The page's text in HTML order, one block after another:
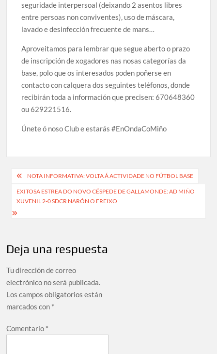
seguridade interpersoal (deixando 2 asentos libres
entre persoas non conviventes), uso de máscara,
lavado e desinfección frecuente de mans…
Aproveitamos para lembrar que segue aberto o prazo
de inscripción de xogadores nas nosas categorías da
base, polo que os interesados poden poñerse en
contacto con calquera dos seguintes teléfonos, donde
recibirán toda a información que precisen: 670648360
ou 629221516.
Únete ó noso Club e estarás #EnOndaCoMiño
Navegación
de
entradas
NOTA INFORMATIVA: VOLTA Á ACTIVIDADE NO FÚTBOL BASE
EXITOSA ESTREA DO NOVO CÉSPEDE DE GALLAMONDE: AD MIÑO
XUVENIL 2-0 SDCR NARÓN O FREIXO
Deja una respuesta
Tu dirección de correo
electrónico no será publicada.
Los campos obligatorios están
marcados con *
Comentario *